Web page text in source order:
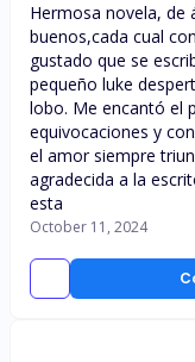
Hermosa novela, de
buenos,cada cual
gustado que se
pequeño luke
lobo. Me encantó el
equivocaciones y
el amor siempre
agradecida a la
esta
October 11, 2024